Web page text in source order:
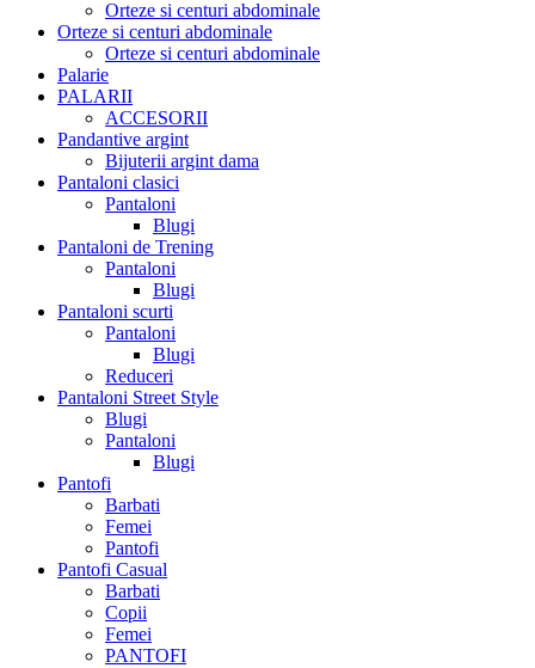
Orteze si centuri abdominale
Orteze si centuri abdominale
Orteze si centuri abdominale
Palarie
PALARII
ACCESORII
Pandantive argint
Bijuterii argint dama
Pantaloni clasici
Pantaloni
Blugi
Pantaloni de Trening
Pantaloni
Blugi
Pantaloni scurti
Pantaloni
Blugi
Reduceri
Pantaloni Street Style
Blugi
Pantaloni
Blugi
Pantofi
Barbati
Femei
Pantofi
Pantofi Casual
Barbati
Copii
Femei
PANTOFI